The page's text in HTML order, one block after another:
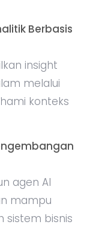
Berbasis
insight
melalui
konteks
agen AI
mampu
sistem bisnis